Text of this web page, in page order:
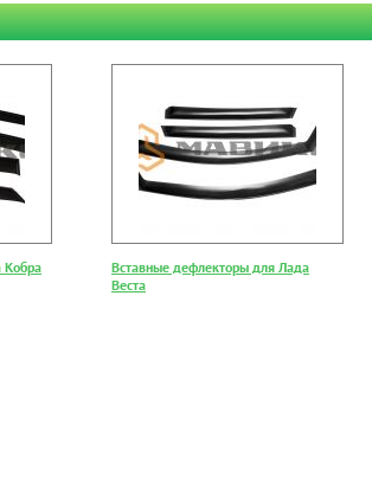
Кобра
Вставные дефлекторы для Лада
Веста